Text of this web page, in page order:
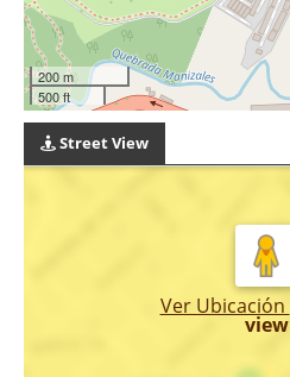
200 m
500 ft
Street View
Ver Ubicación
view